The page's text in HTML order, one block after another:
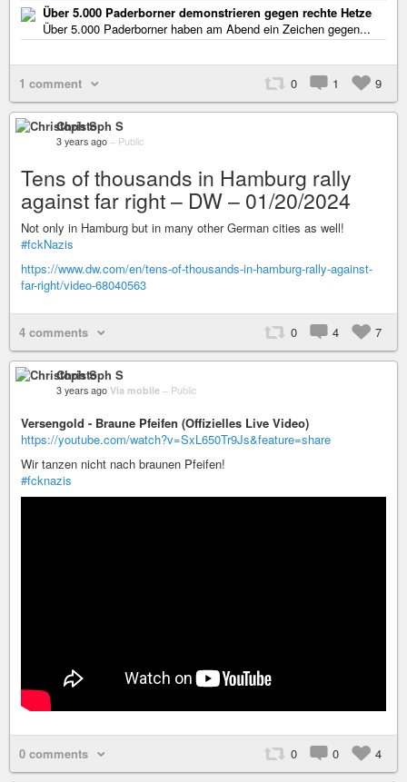
Über 5.000 Paderborner demonstrieren gegen rechte Hetze
Über 5.000 Paderborner haben am Abend ein Zeichen gegen...
1 comment 0 1 9
Christoph S
3 years ago – Public
Tens of thousands in Hamburg rally
against far right – DW – 01/20/2024
Not only in Hamburg but in many other German cities as well!
#fckNazis
https://www.dw.com/en/tens-of-thousands-in-hamburg-rally-against-
far-right/video-68040563
4 comments 0 4 7
Christoph S
3 years ago Via mobile – Public
Versengold - Braune Pfeifen (Offizielles Live Video)
https://youtube.com/watch?v=SxL650Tr9Js&feature=share
Wir tanzen nicht nach braunen Pfeifen!
#fcknazis
0 comments 0 0 4